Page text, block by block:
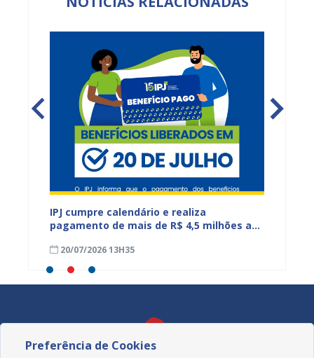
IPJ cumpre calendário e realiza
pagamento de mais de R$ 4,5 milhões a
20/07/2026 13H35
Preferência de Cookies